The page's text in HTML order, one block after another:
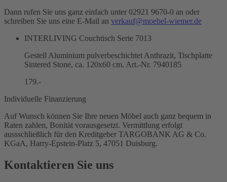
Dann rufen Sie uns ganz einfach unter 02921 9670-0 an oder
schreiben Sie uns eine E-Mail an verkauf@moebel-wiemer.de
INTERLIVING Couchtisch Serie 7013
Gestell Aluminium pulverbeschichtet Anthrazit, Tischplatte
Sintered Stone, ca. 120x60 cm. Art.-Nr. 7940185
179.-
Individuelle Finanzierung
Auf Wunsch können Sie Ihre neuen Möbel auch ganz bequem in
Raten zahlen, Bonität vorausgesetzt. Vermittlung erfolgt
aussschließlich für den Kreditgeber TARGOBANK AG & Co.
KGaA, Harry-Epstein-Platz 5, 47051 Duisburg.
Kontaktieren Sie uns